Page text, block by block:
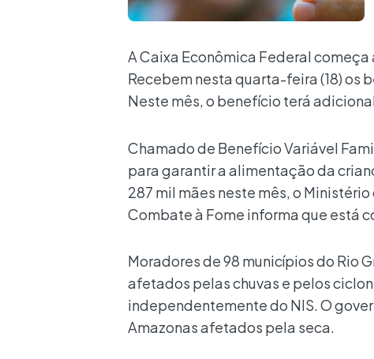
A Caixa Econômica Federal
Recebem nesta quarta-feira (18) os
Neste mês, o benefício terá
Chamado de Benefício Variável
para garantir a alimentação da
287 mil mães neste mês, o
Combate à Fome informa que está
Moradores de 98 municípios do Rio
afetados pelas chuvas e pelos
independentemente do NIS. O
Amazonas afetados pela seca.